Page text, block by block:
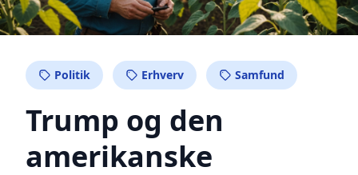
Politik Erhverv Samfund
Trump og den
amerikanske